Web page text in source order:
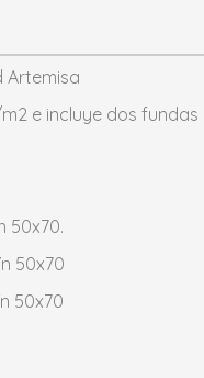
Artemisa
e incluye dos
50x70.
50x70
50x70